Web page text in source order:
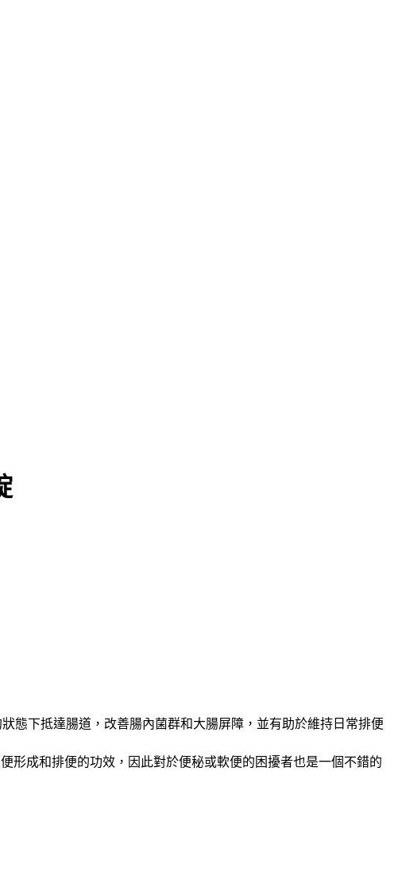
態下抵達腸道，改善腸內菌群和大腸屏障，並有助於維持日常排便
形成和排便的功效，因此對於便秘或軟便的困擾者也是一個不錯的